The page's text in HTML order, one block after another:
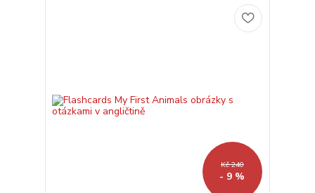
Kč 240
- 9 %